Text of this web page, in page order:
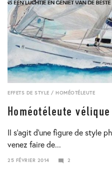
EFFETS DE STYLE / HOMÉOTÉLEUTE
Homéotéleute vélique
Il s’agit d’une figure de style
venez faire de...
25 FÉVRIER 2014
2